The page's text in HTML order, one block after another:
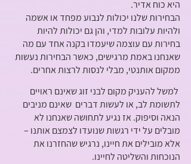
היא כוח אדיר.
הבחירות שלנו יכולות לנבוע מפחד או אשמה
ולהיות עלובות למדי, והן גם יכולות להיות
בחירות עם עוצמה שיעמדו בקנה אחד עם מה
שאנחנו באמת מרגישים, כאשר הבחירות נעשות
ממקום אותנטי, מבלי לנסות לרצות אחרים.
למשל להעניק מקום לבני זוג שאינם ראויים
לתשומת לב, או לעשות דברים  שאינם מניבים
הנאה וסיפוק. אז נגיע לתחושה שאנחנו לא
מובלים על ידי רגשות שנועדו לצמצם אותנו –
אלא מובילים את חיינו, נרגיש שהחזרנו את
הנוכחות והשליטה לחיינו.